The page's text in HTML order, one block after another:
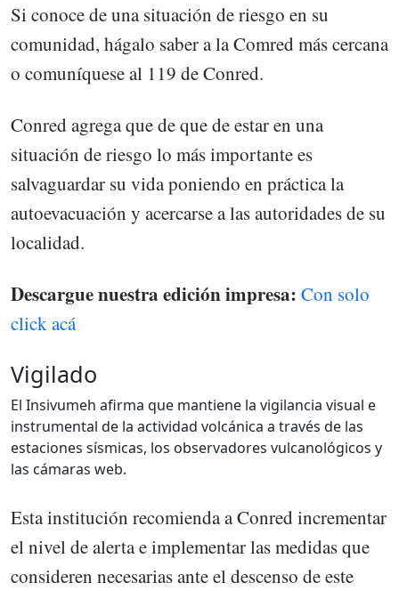
Si conoce de una situación de riesgo en su
comunidad, hágalo saber a la Comred más cercana
o comuníquese al 119 de Conred.
Conred agrega que de que de estar en una
situación de riesgo lo más importante es
salvaguardar su vida poniendo en práctica la
autoevacuación y acercarse a las autoridades de su
localidad.
Descargue nuestra edición impresa: Con solo
click acá
Vigilado
El Insivumeh afirma que mantiene la vigilancia visual e
instrumental de la actividad volcánica a través de las
estaciones sísmicas, los observadores vulcanológicos y
las cámaras web.
Esta institución recomienda a Conred incrementar
el nivel de alerta e implementar las medidas que
consideren necesarias ante el descenso de este